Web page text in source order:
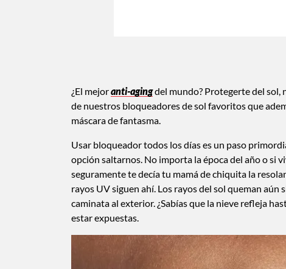
¿El mejoranti-agingdel mundo? Protegerte del sol,
de nuestros bloqueadores de sol favoritos que
máscara de fantasma.
Usar bloqueador todos los días es un paso
opción saltarnos. No importa la época del año o si
seguramente te decía tu mamá de chiquita la
rayos UV siguen ahí. Los rayos del sol queman aún
caminata al exterior. ¿Sabías que la nieve refleja
estar expuestas.